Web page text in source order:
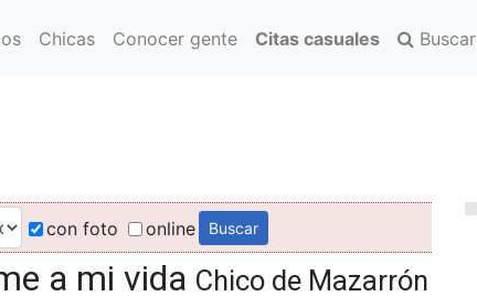
Chicas Conocer gente Citas casuales Buscar
con foto online
a mi vida Chico de Mazarrón